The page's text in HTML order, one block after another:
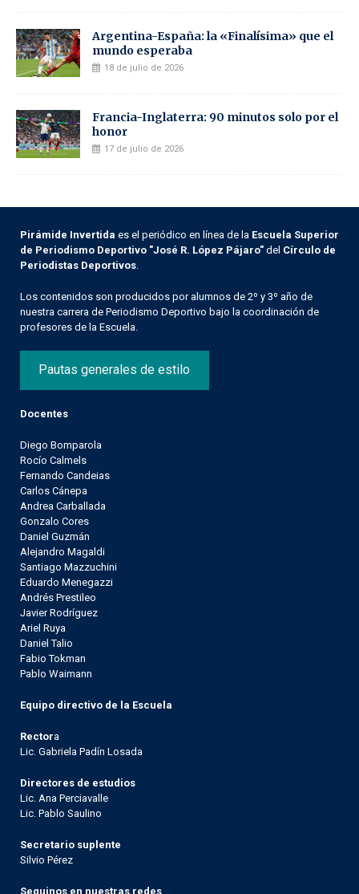
Argentina-España: la «Finalísima» que el
mundo esperaba
18 de julio de 2026
Francia-Inglaterra: 90 minutos solo por el
honor
17 de julio de 2026
Pirámide Invertida es el periódico en línea de la Escuela Superior
de Periodismo Deportivo "José R. López Pájaro" del Círculo de
Periodistas Deportivos
Los contenidos son producidos por alumnos de 2º y 3º año de
nuestra carrera de Periodismo Deportivo bajo la coordinación de
profesores de la Escuela.
Pautas generales de estilo
Docentes
Diego Bomparola
Rocío Calmels
Fernando Candeias
Carlos Cánepa
Andrea Carballada
Gonzalo Cores
Daniel Guzmán
Alejandro Magaldi
Santiago Mazzuchini
Eduardo Menegazzi
Andrés Prestileo
Javier Rodríguez
Ariel Ruya
Daniel Talio
Fabio Tokman
Pablo Waimann
Equipo directivo de la Escuela
Rectora
Lic. Gabriela Padín Losada
Directores de estudios
Lic. Ana Perciavalle
Lic. Pablo Saulino
Secretario suplente
Silvio Pérez
Seguinos en nuestras redes